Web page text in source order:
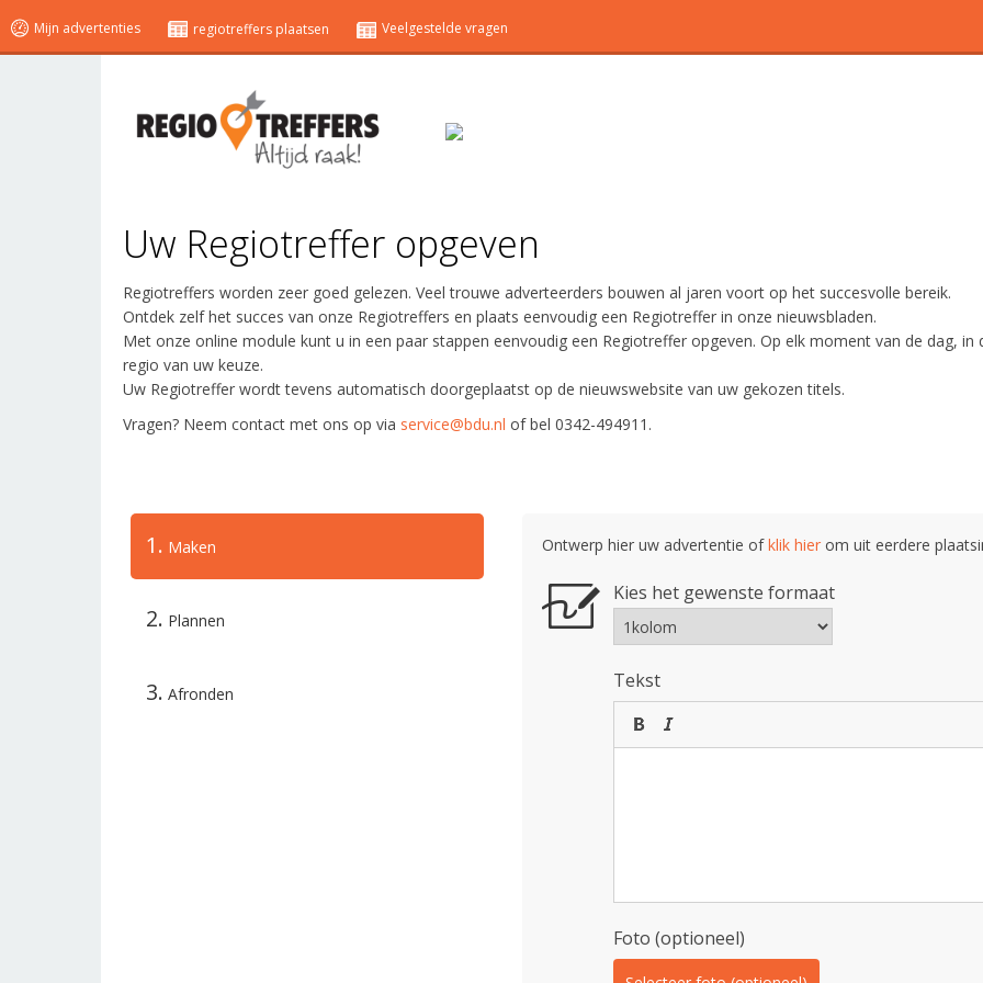
Mijn advertenties regiotreffers plaatsen Veelgestelde vragen
Uw Regiotreffer opgeven
Regiotreffers worden zeer goed gelezen. Veel trouwe adverteerders bouwen al jaren voort op het succesvolle bereik.
Ontdek zelf het succes van onze Regiotreffers en plaats eenvoudig een Regiotreffer in onze nieuwsbladen.
Met onze online module kunt u in een paar stappen eenvoudig een Regiotreffer opgeven. Op elk moment van de dag, in
regio van uw keuze.
Uw Regiotreffer wordt tevens automatisch doorgeplaatst op de nieuwswebsite van uw gekozen titels.
Vragen? Neem contact met ons op via service@bdu.nl of bel 0342-494911.
1. Maken
2. Plannen
3. Afronden
Ontwerp hier uw advertentie ofklik hier om uit eerdere
Kies het gewenste formaat
Tekst
Foto (optioneel)